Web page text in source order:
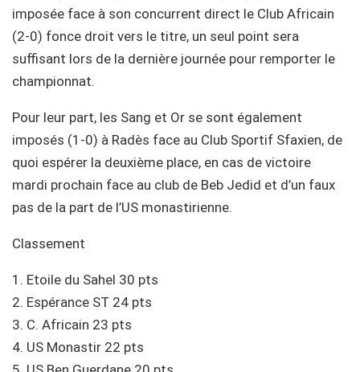
imposée face à son concurrent direct le Club Africain
(2-0) fonce droit vers le titre, un seul point sera
suffisant lors de la dernière journée pour remporter le
championnat.
Pour leur part, les Sang et Or se sont également
imposés (1-0) à Radès face au Club Sportif Sfaxien, de
quoi espérer la deuxième place, en cas de victoire
mardi prochain face au club de Beb Jedid et d’un faux
pas de la part de l’US monastirienne.
Classement
1. Etoile du Sahel 30 pts
2. Espérance ST 24 pts
3. C. Africain 23 pts
4. US Monastir 22 pts